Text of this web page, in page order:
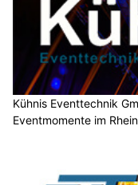
Kühnis Eventtechnik
Eventmomente im